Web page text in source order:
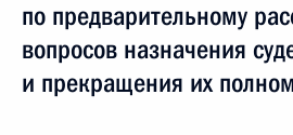
по предварительному
вопросов назначения
и прекращения их